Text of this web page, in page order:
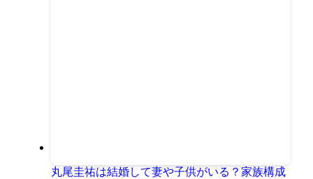
丸尾圭祐は結婚して妻や子供がいる？家族構成